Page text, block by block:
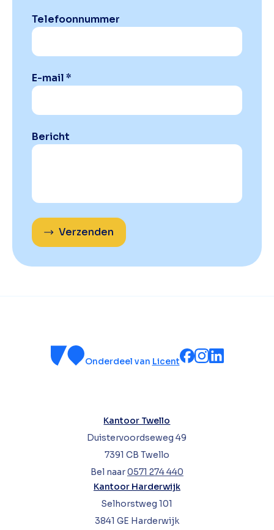
Telefoonnummer
E-mail *
Bericht
Verzenden
Onderdeel van Licent
Kantoor Twello
Duistervoordseweg 49
7391 CB Twello
Bel naar0571 274 440
Kantoor Harderwijk
Selhorstweg 101
3841 GE Harderwijk